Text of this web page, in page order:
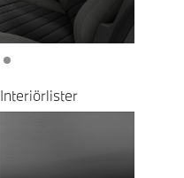
Interiörlister